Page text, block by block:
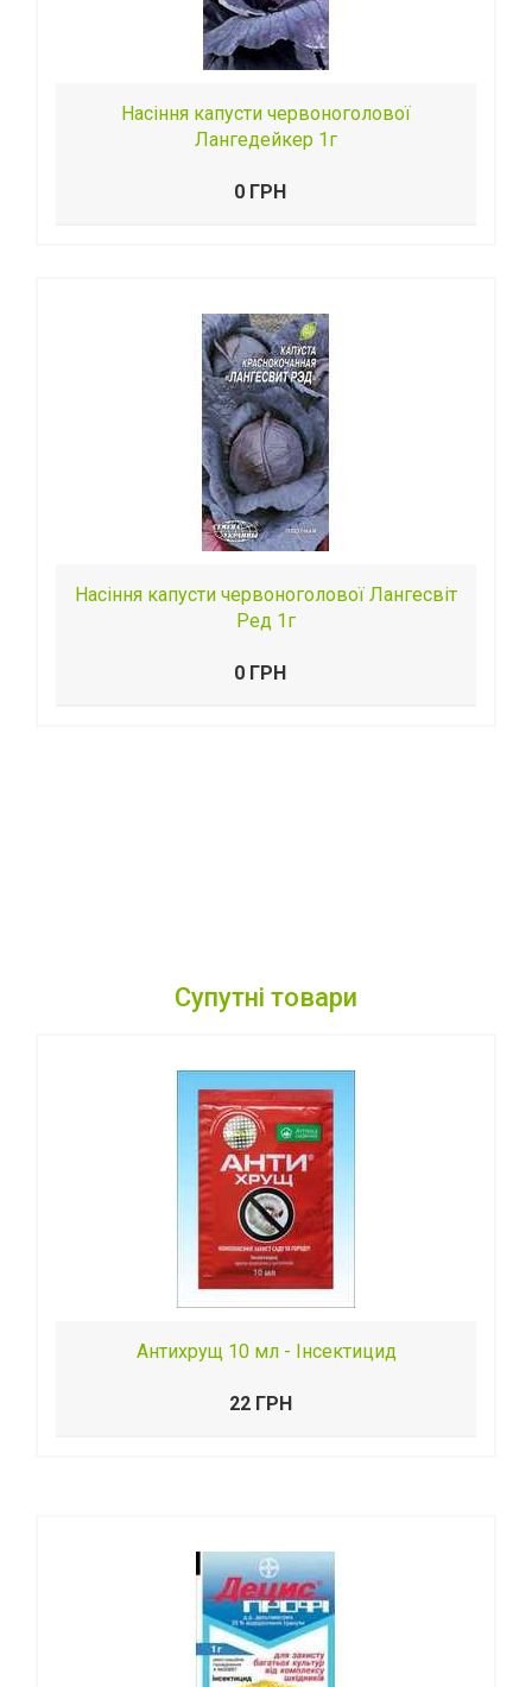
Насіння капусти червоноголової
Лангедейкер 1г
0 ГРН
Насіння капусти червоноголової Лангесвіт
Ред 1г
0 ГРН
Супутні товари
Антихрущ 10 мл - Інсектицид
22 ГРН